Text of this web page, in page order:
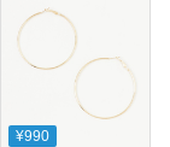
¥990